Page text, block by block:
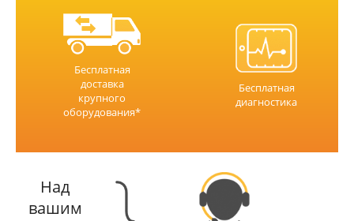
Бесплатная
доставка
крупного
оборудования*
Бесплатная
диагностика
Над
вашим